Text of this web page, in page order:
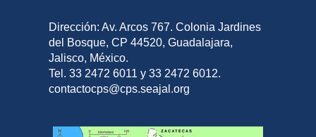
Dirección: Av. Arcos 767. Colonia Jardines
del Bosque, CP 44520, Guadalajara,
Jalisco, México.
Tel. 33 2472 6011 y 33 2472 6012.
contactocps@cps.seajal.org